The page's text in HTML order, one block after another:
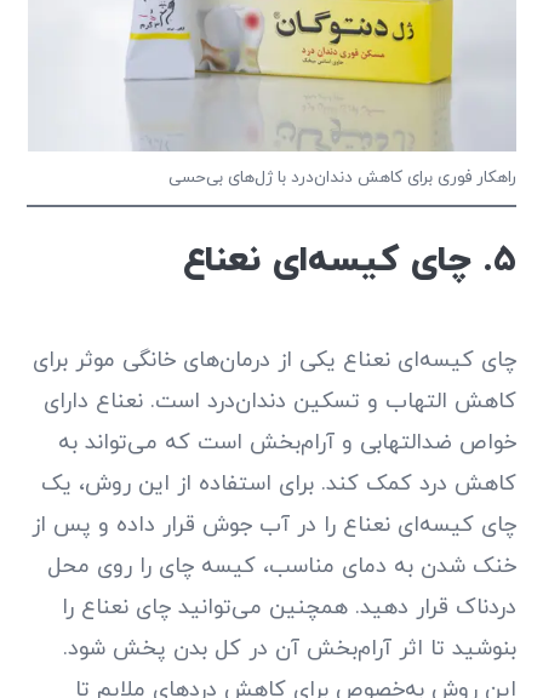
راهکار فوری برای کاهش دندان‌درد با ژل‌های بی‌حسی
5. چای کیسه‌ای نعناع
چای کیسه‌ای نعناع یکی از درمان‌های خانگی موثر برای
کاهش التهاب و تسکین دندان‌درد است. نعناع دارای
خواص ضدالتهابی و آرام‌بخش است که می‌تواند به
کاهش درد کمک کند. برای استفاده از این روش، یک
چای کیسه‌ای نعناع را در آب جوش قرار داده و پس از
خنک شدن به دمای مناسب، کیسه چای را روی محل
دردناک قرار دهید. همچنین می‌توانید چای نعناع را
بنوشید تا اثر آرام‌بخش آن در کل بدن پخش شود.
این روش به‌خصوص برای کاهش دردهای ملایم تا